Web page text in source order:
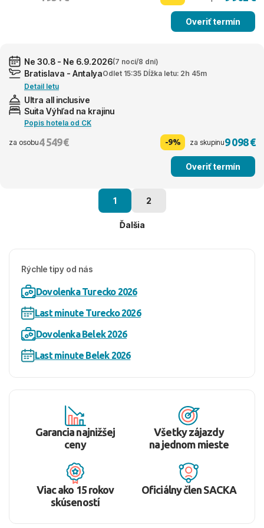
Overiť termín
Ne 30.8 - Ne 6.9.2026(7 nocí/8 dní)
Bratislava - AntalyaOdlet 15:35 Dĺžka letu: 2h 45m
Detail letu
Ultra all inclusive
Suita Výhľad na krajinu
Popis hotela od CK
za osobu4 549 € -9% za skupinu9 098 €
Overiť termín
1 2
Ďalšia
Rýchle tipy od nás
Dovolenka Turecko 2026
Last minute Turecko 2026
Dovolenka Belek 2026
Last minute Belek 2026
Garancia najnižšej
ceny
Všetky zájazdy
na jednom mieste
Viac ako 15 rokov
skúseností
Oficiálny člen SACKA